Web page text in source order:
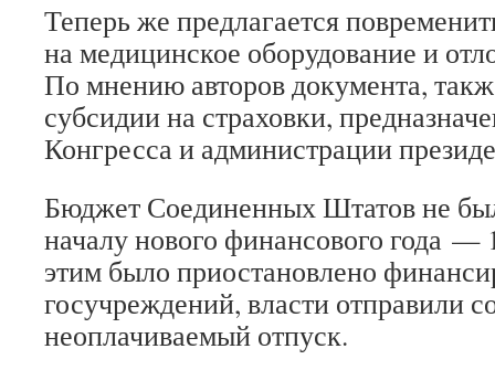
Теперь же предлагается
на медицинское оборудование и
По мнению авторов документа,
субсидии на страховки,
Конгресса и администрации
Бюджет Соединенных Штатов не
началу нового финансового года —
этим было приостановлено
госучреждений, власти отправили
неоплачиваемый отпуск.